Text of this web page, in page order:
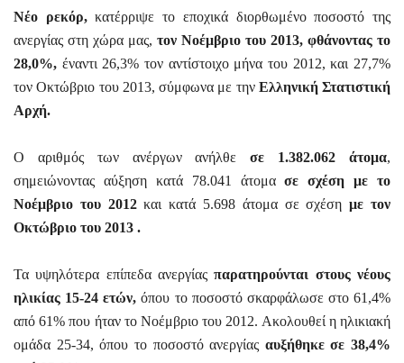
Νέο ρεκόρ,κατέρριψε το εποχικά διορθωμένο ποσοστό της
ανεργίας στη χώρα μας, τον Νοέμβριο του 2013, φθάνοντας το
28,0%, έναντι 26,3% τον αντίστοιχο μήνα του 2012, και 27,7%
τον Οκτώβριο του 2013, σύμφωνα με την Ελληνική Στατιστική
Αρχή.
Ο αριθμός των ανέργων ανήλθεσε 1.382.062 άτομα,
σημειώνοντας αύξηση κατά 78.041 άτομασε σχέση με το
Νοέμβριο του 2012και κατά 5.698 άτομα σε σχέσημε τον
Οκτώβριο του 2013 .
Τα υψηλότερα επίπεδα ανεργίαςπαρατηρούνται στους νέους
ηλικίας 15-24 ετών, όπου το ποσοστό σκαρφάλωσε στο 61,4%
από 61% που ήταν το Νοέμβριο του 2012. Ακολουθεί η ηλικιακή
ομάδα 25-34, όπου το ποσοστό ανεργίας αυξήθηκε σε 38,4%